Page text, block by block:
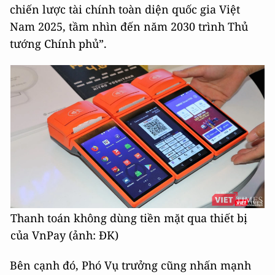
chiến lược tài chính toàn diện quốc gia Việt
Nam 2025, tầm nhìn đến năm 2030 trình Thủ
tướng Chính phủ”.
Thanh toán không dùng tiền mặt qua thiết bị
của VnPay (ảnh: ĐK)
Bên cạnh đó, Phó Vụ trưởng cũng nhấn mạnh